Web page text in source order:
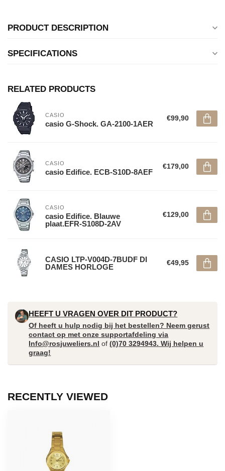
PRODUCT DESCRIPTION
SPECIFICATIONS
RELATED PRODUCTS
CASIO
casio G-Shock. GA-2100-1AER
€99,90
CASIO
casio Edifice. ECB-S10D-8AEF
€179,00
CASIO
casio Edifice. Blauwe
plaat.EFR-S108D-2AV
€129,00
CASIO LTP-V004D-7BUDF DI
DAMES HORLOGE
€49,95
HEEFT U VRAGEN OVER DIT PRODUCT?
Of heeft u hulp nodig bij het bestellen? Neem gerust
contact op met onze supportafdeling via
Info@rosjuweliers.nl of(0)70 3294943. Wij helpen u
graag!
RECENTLY VIEWED